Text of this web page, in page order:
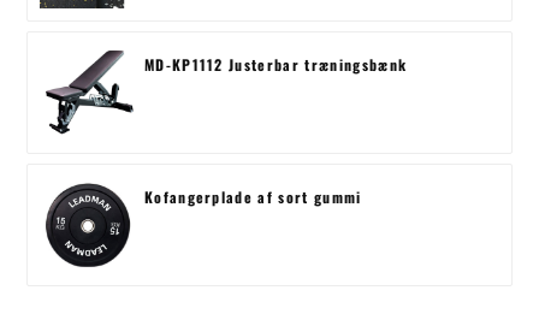
MD-KP1112 Justerbar træningsbænk
Kofangerplade af sort gummi